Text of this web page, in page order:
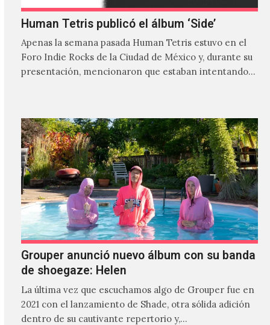
Human Tetris publicó el álbum ‘Side’
Apenas la semana pasada Human Tetris estuvo en el
Foro Indie Rocks de la Ciudad de México y, durante su
presentación, mencionaron que estaban intentando…
Grouper anunció nuevo álbum con su banda
de shoegaze: Helen
La última vez que escuchamos algo de Grouper fue en
2021 con el lanzamiento de Shade, otra sólida adición
dentro de su cautivante repertorio y,…